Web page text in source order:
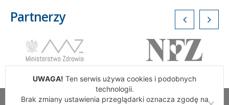
Partnerzy
UWAGA! Ten serwis używa cookies i podobnych
technologii.
Brak zmiany ustawienia przeglądarki oznacza zgodę na